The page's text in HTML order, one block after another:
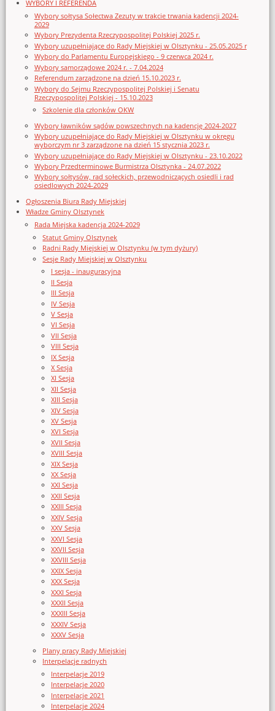
WYBORY I REFERENDA
Wybory sołtysa Sołectwa Zezuty w trakcie trwania kadencji 2024-
2029
Wybory Prezydenta Rzeczypospolitej Polskiej 2025 r.
Wybory uzupełniające do Rady Miejskiej w Olsztynku - 25.05.2025 r
Wybory do Parlamentu Europejskiego - 9 czerwca 2024 r.
Wybory samorządowe 2024 r. - 7.04.2024
Referendum zarządzone na dzień 15.10.2023 r.
Wybory do Sejmu Rzeczypospolitej Polskiej i Senatu
Rzeczypospolitej Polskiej - 15.10.2023
Szkolenie dla członków OKW
Wybory ławników sądów powszechnych na kadencję 2024-2027
Wybory uzupełniające do Rady Miejskiej w Olsztynku w okręgu
wyborczym nr 3 zarządzone na dzień 15 stycznia 2023 r.
Wybory uzupełniające do Rady Miejskiej w Olsztynku - 23.10.2022
Wybory Przedterminowe Burmistrza Olsztynka - 24.07.2022
Wybory sołtysów, rad sołeckich, przewodniczących osiedli i rad
osiedlowych 2024-2029
Ogłoszenia Biura Rady Miejskiej
Władze Gminy Olsztynek
Rada Miejska kadencja 2024-2029
Statut Gminy Olsztynek
Radni Rady Miejskiej w Olsztynku (w tym dyżury)
Sesje Rady Miejskiej w Olsztynku
I sesja - inauguracyjna
II Sesja
III Sesja
IV Sesja
V Sesja
VI Sesja
VII Sesja
VIII Sesja
IX Sesja
X Sesja
XI Sesja
XII Sesja
XIII Sesja
XIV Sesja
XV Sesja
XVI Sesja
XVII Sesja
XVIII Sesja
XIX Sesja
XX Sesja
XXI Sesja
XXII Sesja
XXIII Sesja
XXIV Sesja
XXV Sesja
XXVI Sesja
XXVII Sesja
XXVIII Sesja
XXIX Sesja
XXX Sesja
XXXI Sesja
XXXII Sesja
XXXIII Sesja
XXXIV Sesja
XXXV Sesja
Plany pracy Rady Miejskiej
Interpelacje radnych
Interpelacje 2019
Interpelacje 2020
Interpelacje 2021
Interpelacje 2024